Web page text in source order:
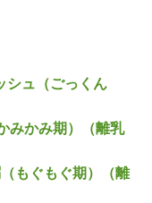
シュ（ごっくん
みかみ期）（離乳
もぐもぐ期）（離